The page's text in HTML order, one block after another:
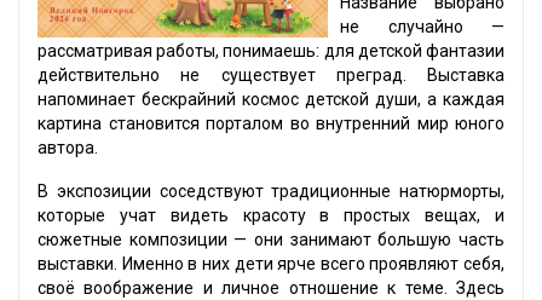
не случайно —
рассматривая работы, понимаешь: для детской фантазии
действительно не существует преград. Выставка
напоминает бескрайний космос детской души, а каждая
картина становится порталом во внутренний мир юного
автора.
В экспозиции соседствуют традиционные натюрморты,
которые учат видеть красоту в простых вещах, и
сюжетные композиции — они занимают большую часть
выставки. Именно в них дети ярче всего проявляют себя,
своё воображение и личное отношение к теме. Здесь